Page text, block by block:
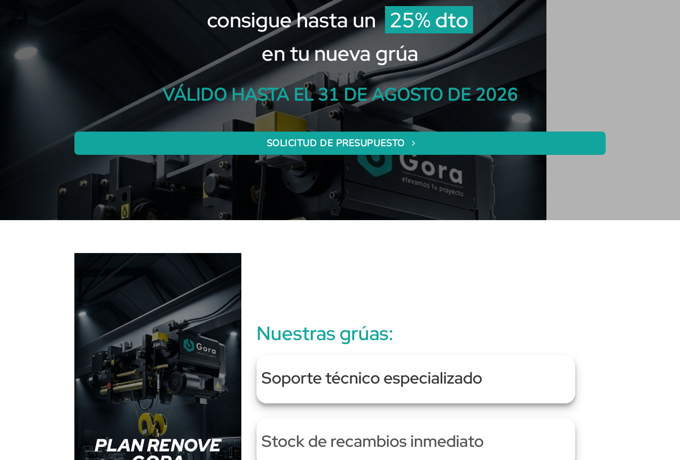
consigue hasta un 25% dto
en tu nueva grúa
VÁLIDO HASTA EL 31 DE AGOSTO DE 2026
SOLICITUD DE PRESUPUESTO
Nuestras grúas:
Soporte técnico especializado
Stock de recambios inmediato